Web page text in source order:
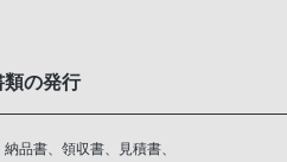
類の発行
品書、領収書、見積書、